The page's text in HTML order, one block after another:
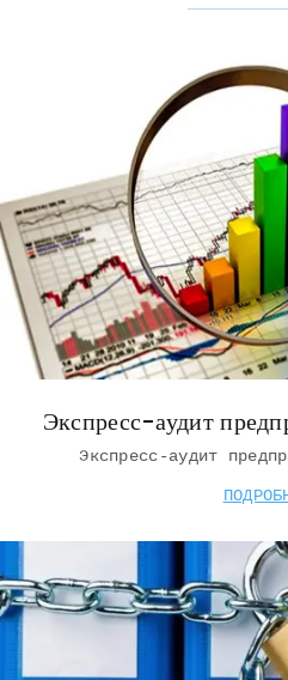
Экспресс-аудит
Экспресс-аудит